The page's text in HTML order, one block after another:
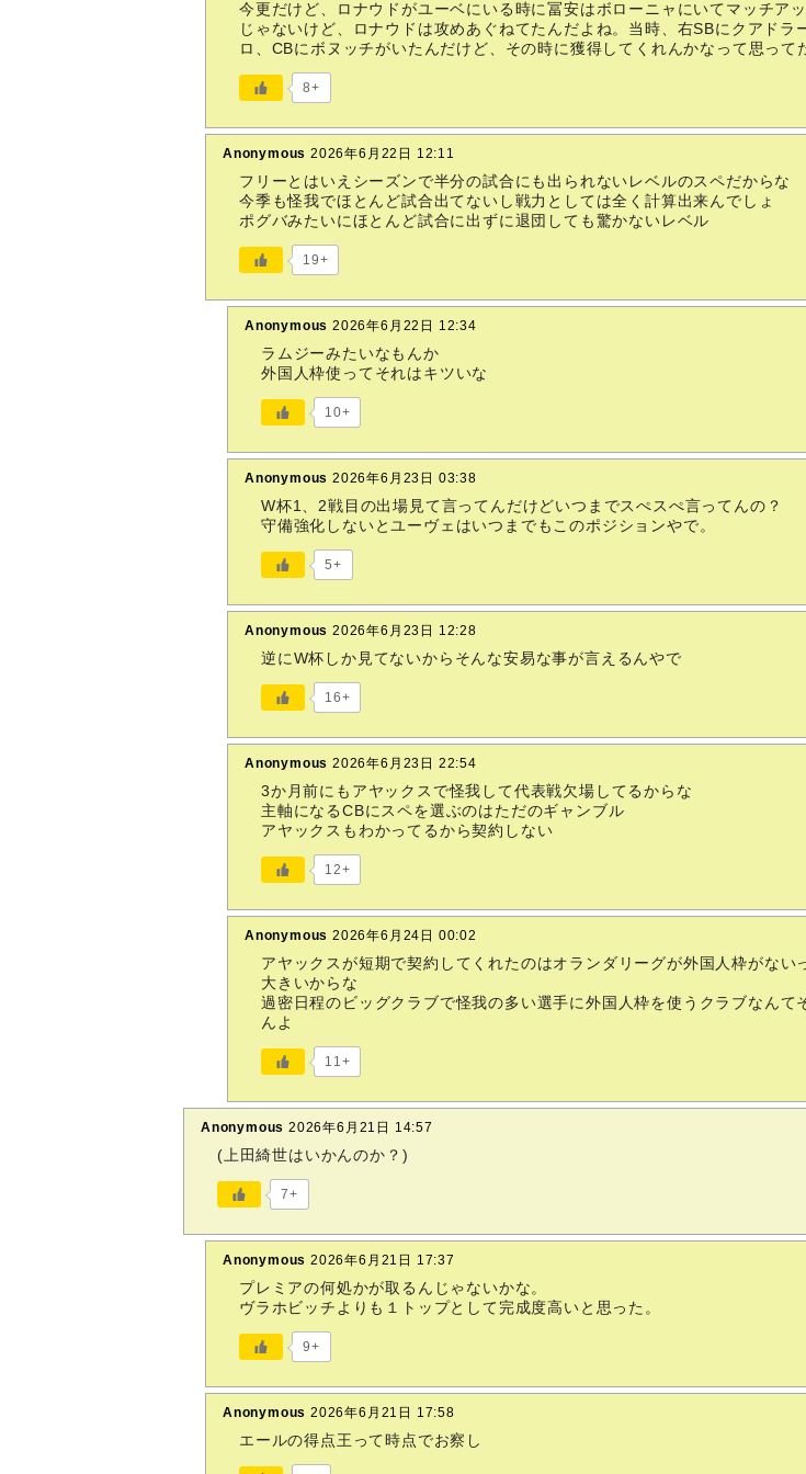
今更だけど、ロナウドがユーベにいる時に冨安はボローニャにいてマッチア
じゃないけど、ロナウドは攻めあぐねてたんだよね。当時、右SBにクアドラ
ロ、CBにボヌッチがいたんだけど、その時に獲得してくれんかなって思って
8+
Anonymous 2026年6月22日 12:11
フリーとはいえシーズンで半分の試合にも出られないレベルのスペだからな
今季も怪我でほとんど試合出てないし戦力としては全く計算出来んでしょ
ポグバみたいにほとんど試合に出ずに退団しても驚かないレベル
19+
Anonymous 2026年6月22日 12:34
ラムジーみたいなもんか
外国人枠使ってそれはキツいな
10+
Anonymous 2026年6月23日 03:38
W杯1、2戦目の出場見て言ってんだけどいつまでスぺスぺ言ってんの？
守備強化しないとユーヴェはいつまでもこのポジションやで。
5+
Anonymous 2026年6月23日 12:28
逆にW杯しか見てないからそんな安易な事が言えるんやで
16+
Anonymous 2026年6月23日 22:54
3か月前にもアヤックスで怪我して代表戦欠場してるからな
主軸になるCBにスペを選ぶのはただのギャンブル
アヤックスもわかってるから契約しない
12+
Anonymous 2026年6月24日 00:02
アヤックスが短期で契約してくれたのはオランダリーグが外国人枠がない
大きいからな
過密日程のビッグクラブで怪我の多い選手に外国人枠を使うクラブなんて
んよ
11+
Anonymous 2026年6月21日 14:57
(上田綺世はいかんのか？)
7+
Anonymous 2026年6月21日 17:37
プレミアの何処かが取るんじゃないかな。
ヴラホビッチよりも１トップとして完成度高いと思った。
9+
Anonymous 2026年6月21日 17:58
エールの得点王って時点でお察し